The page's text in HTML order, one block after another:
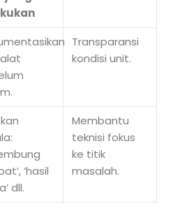
Transparansi
kondisi unit.
‘hasil
dll.
Membantu
teknisi fokus
ke titik
masalah.